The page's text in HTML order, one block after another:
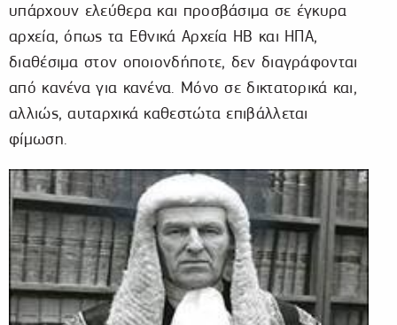
υπάρχουν ελεύθερα και προσβάσιμα σε έγκυρα
αρχεία, όπως τα Εθνικά Αρχεία ΗΒ και ΗΠΑ,
διαθέσιμα στον οποιονδήποτε, δεν διαγράφονται
από κανένα για κανένα. Μόνο σε δικτατορικά και,
αλλιώς, αυταρχικά καθεστώτα επιβάλλεται
φίμωση.